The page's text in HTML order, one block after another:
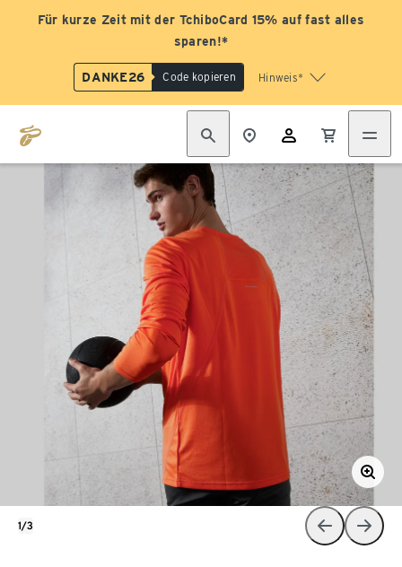
Für kurze Zeit mit der TchiboCard 15% auf fast alles
sparen!*
DANKE26 Code kopieren Hinweis*
1/3